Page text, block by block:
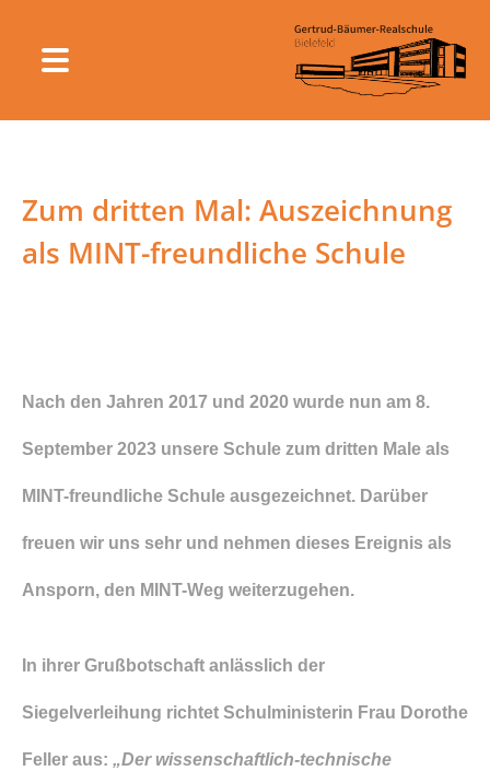
Zum dritten Mal: Auszeichnung
als MINT-freundliche Schule
Nach den Jahren 2017 und 2020 wurde nun am 8.
September 2023 unsere Schule zum dritten Male als
MINT-freundliche Schule ausgezeichnet. Darüber
freuen wir uns sehr und nehmen dieses Ereignis als
Ansporn, den MINT-Weg weiterzugehen.
In ihrer Grußbotschaft anlässlich der
Siegelverleihung richtet Schulministerin Frau Dorothe
Feller aus: „Der wissenschaftlich-technische